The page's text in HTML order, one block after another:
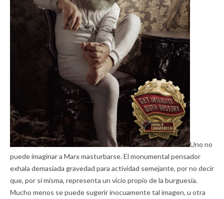
Uno no
puede imaginar a Marx masturbarse. El monumental pensador
exhala demasiada gravedad para actividad semejante, por no decir
que, por sí misma, representa un vicio propio de la burguesía.
Mucho menos se puede sugerir inocuamente tal imagen, u otra